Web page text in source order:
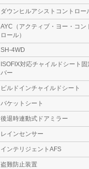
ダウンヒルアシストコントロー
AYC（アクティブ・ヨー・コン
ロール）
SH-4WD
ISOFIX対応チャイルドシート固
バー
ビルドインチャイルドシート
バケットシート
後退時連動式ドアミラー
レインセンサー
インテリジェントAFS
盗難防止装置